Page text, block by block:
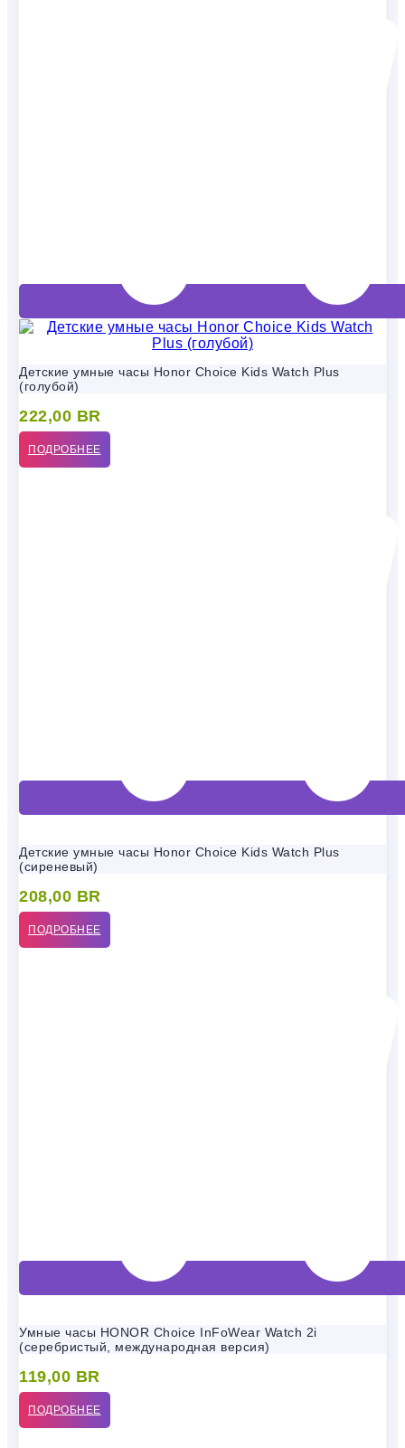
Детские умные часы Honor Choice Kids Watch Plus
(голубой)
222,00 BR
ПОДРОБНЕЕ
Детские умные часы Honor Choice Kids Watch Plus
(сиреневый)
208,00 BR
ПОДРОБНЕЕ
Умные часы HONOR Choice InFoWear Watch 2i
(серебристый, международная версия)
119,00 BR
ПОДРОБНЕЕ